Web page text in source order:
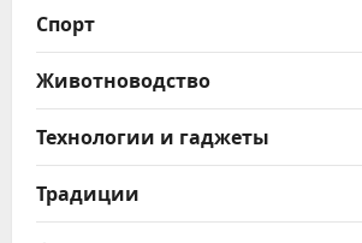
Спорт
Животноводство
Технологии и гаджеты
Традиции